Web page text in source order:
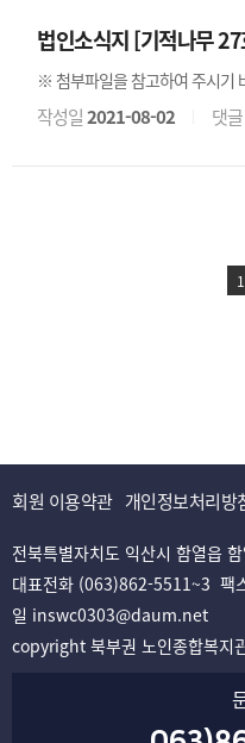
법인소식지 [기적나무
※ 첨부파일을 참고하여 주시기
작성일2021-08-02 댓
1
회원 이용약관 개인정보처리방
전북특별자치도 익산시 함열읍
대표전화 (063)862-5511~3
일 inswc0303@daum.net
copyright 북부권 노인종합복지